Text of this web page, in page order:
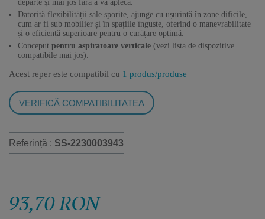
departe și mai jos fără a vă apleca.
Datorită flexibilității sale sporite, ajunge cu ușurință în zone dificile,
cum ar fi sub mobilier și în spațiile înguste, oferind o manevrabilitate
și o eficiență superioare pentru o curățare optimă.
Conceput pentru aspiratoare verticale (vezi lista de dispozitive
compatibile mai jos).
Acest reper este compatibil cu 1 produs/produse
VERIFICĂ COMPATIBILITATEA
Referință : SS-2230003943
93,70 RON